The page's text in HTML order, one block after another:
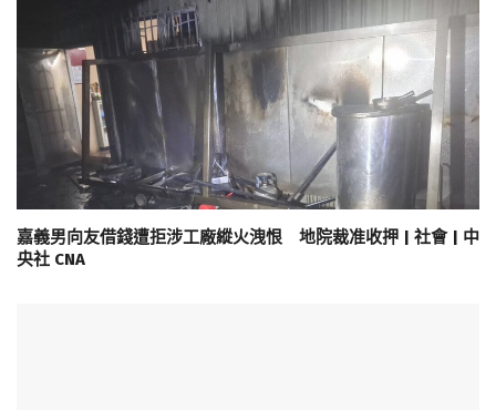
嘉義男向友借錢遭拒涉工廠縱火洩恨 地院裁准收押 | 社會 | 中
央社 CNA